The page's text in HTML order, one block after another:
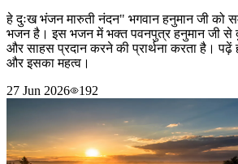
हे दुःख भंजन मारुती नंदन" भगवान हनुमान जी को
भजन है। इस भजन में भक्त पवनपुत्र हनुमान जी से
और साहस प्रदान करने की प्रार्थना करता है।
और इसका महत्व।
27 Jun 2026
192